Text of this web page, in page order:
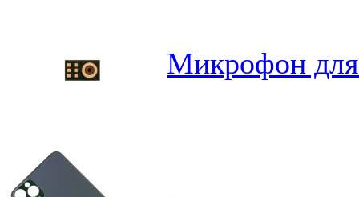
Микрофон